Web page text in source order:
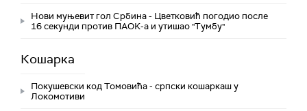
Нови муњевит гол Србина - Цветковић погодио после
16 секунди против ПАОК-а и утишао "Тумбу"
Кошарка
Покушевски код Томовића - српски кошаркаш у
Локомотиви